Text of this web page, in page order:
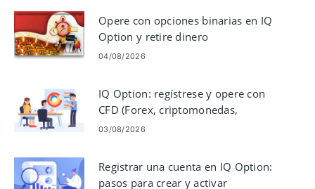
Opere con opciones binarias en IQ
Option y retire dinero
04/08/2026
IQ Option: regístrese y opere con
CFD (Forex, criptomonedas,
acciones)
03/08/2026
Registrar una cuenta en IQ Option:
pasos para crear y activar